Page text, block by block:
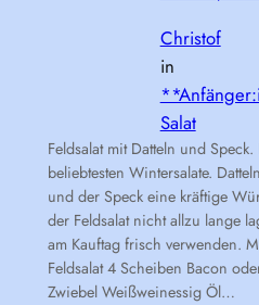
Christof
in
Salat
Feldsalat mit Datteln und
beliebtesten Wintersalate.
und der Speck eine kräftige
der Feldsalat nicht allzu lange
am Kauftag frisch verwenden.
Feldsalat 4 Scheiben Bacon
Zwiebel Weißweinessig Öl…